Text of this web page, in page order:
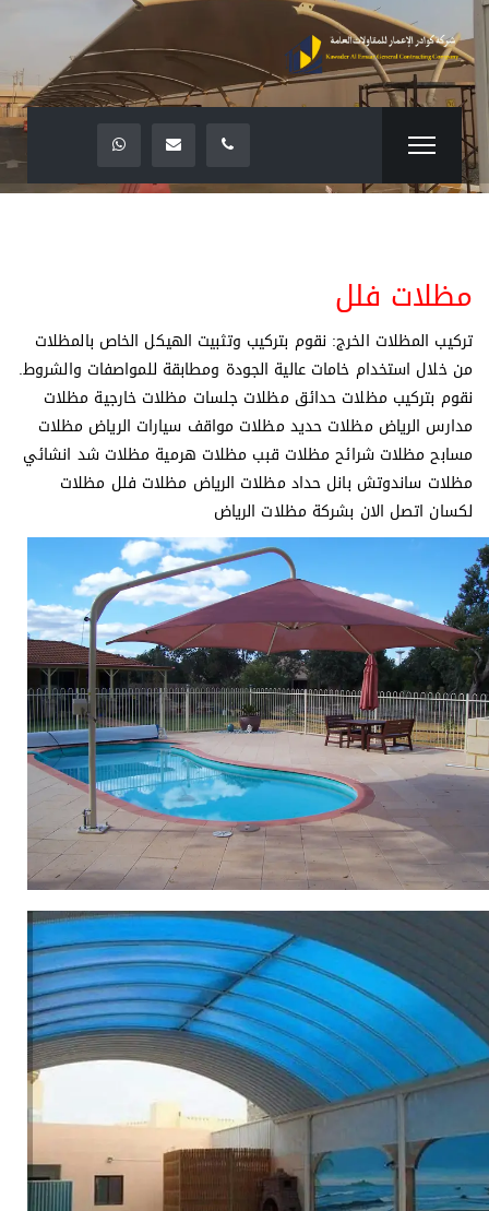
مظلات فلل
تركيب المظلات الخرج: نقوم بتركيب وتثبيت الهيكل الخاص بالمظلات
من خلال استخدام خامات عالية الجودة ومطابقة للمواصفات والشروط.
نقوم بتركيب مظلات حدائق مظلات جلسات مظلات خارجية مظلات
مدارس الرياض مظلات حديد مظلات مواقف سيارات الرياض مظلات
مسابح مظلات شرائح مظلات قبب مظلات هرمية مظلات شد انشائي
مظلات ساندوتش بانل حداد مظلات الرياض مظلات فلل مظلات
لكسان اتصل الان بشركة مظلات الرياض